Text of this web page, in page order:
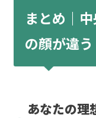
まとめ｜
の顔が違う
あなたの理